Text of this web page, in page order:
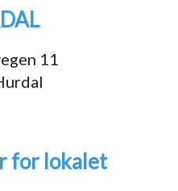
11
for lokalet